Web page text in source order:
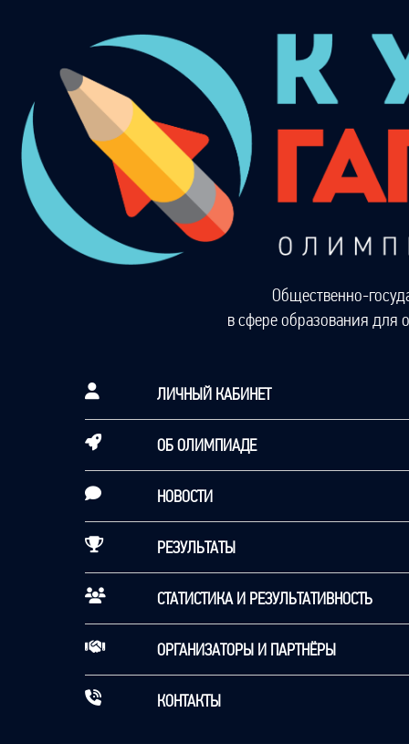
Общественно-
в сфере образования для
ЛИЧНЫЙ КАБИНЕТ
ОБ ОЛИМПИАДЕ
НОВОСТИ
РЕЗУЛЬТАТЫ
СТАТИСТИКА И РЕЗУЛЬТАТИВНОСТЬ
ОРГАНИЗАТОРЫ И ПАРТНЁРЫ
КОНТАКТЫ